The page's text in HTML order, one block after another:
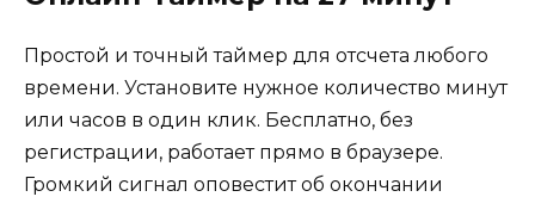
Простой и точный таймер для отсчета любого
времени. Установите нужное количество минут
или часов в один клик. Бесплатно, без
регистрации, работает прямо в браузере.
Громкий сигнал оповестит об окончании